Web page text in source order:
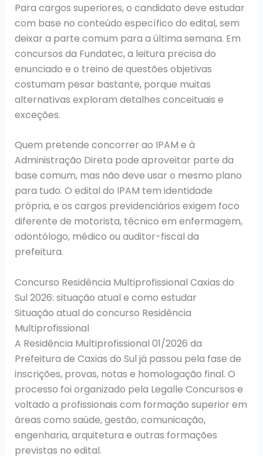
Para cargos superiores, o candidato deve estudar
com base no conteúdo específico do edital, sem
deixar a parte comum para a última semana. Em
concursos da Fundatec, a leitura precisa do
enunciado e o treino de questões objetivas
costumam pesar bastante, porque muitas
alternativas exploram detalhes conceituais e
exceções.
Quem pretende concorrer ao IPAM e à
Administração Direta pode aproveitar parte da
base comum, mas não deve usar o mesmo plano
para tudo. O edital do IPAM tem identidade
própria, e os cargos previdenciários exigem foco
diferente de motorista, técnico em enfermagem,
odontólogo, médico ou auditor-fiscal da
prefeitura.
Concurso Residência Multiprofissional Caxias do
Sul 2026: situação atual e como estudar
Situação atual do concurso Residência
Multiprofissional
A Residência Multiprofissional 01/2026 da
Prefeitura de Caxias do Sul já passou pela fase de
inscrições, provas, notas e homologação final. O
processo foi organizado pela Legalle Concursos e
voltado a profissionais com formação superior em
áreas como saúde, gestão, comunicação,
engenharia, arquitetura e outras formações
previstas no edital.